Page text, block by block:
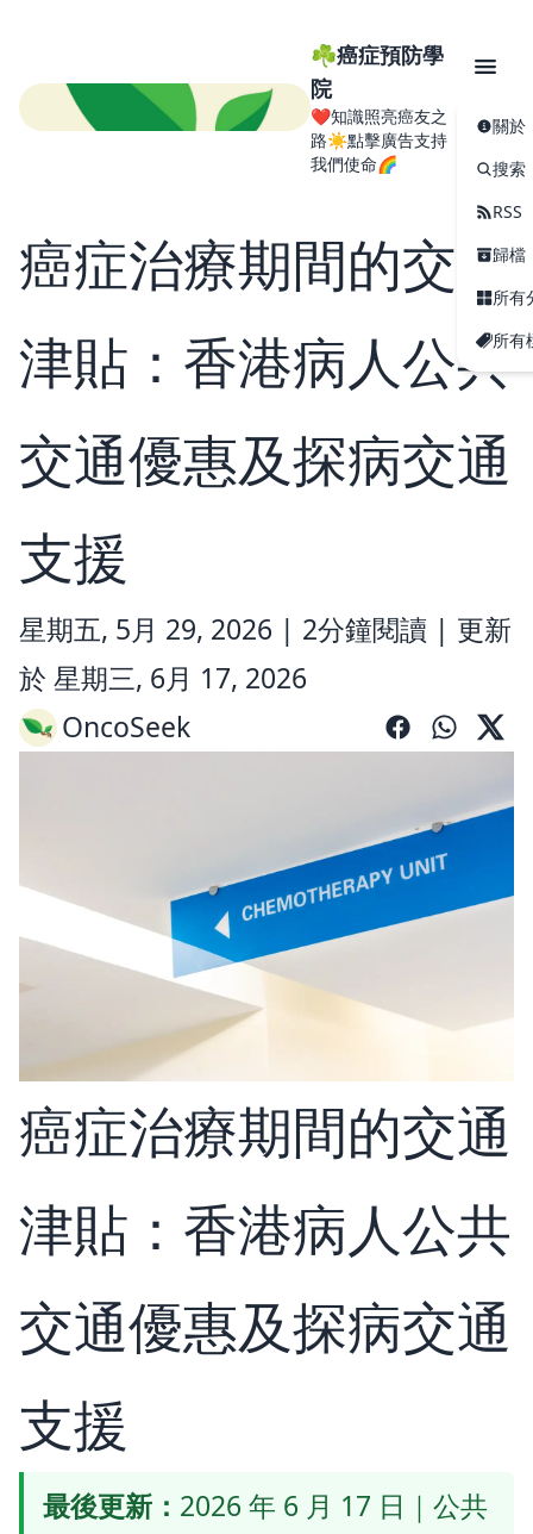
☘️癌症預防學
院
❤️知識照亮癌友之
路☀️點擊廣告支持
我們使命🌈
關於
搜索
RSS
歸檔
所有
所有
癌症治療期間的交通
津貼：香港病人公共
交通優惠及探病交通
支援
星期五, 5月 29, 2026 | 2分鐘閱讀 | 更新
於 星期三, 6月 17, 2026
OncoSeek
癌症治療期間的交通
津貼：香港病人公共
交通優惠及探病交通
支援
最後更新： 2026 年 6 月 17 日｜公共